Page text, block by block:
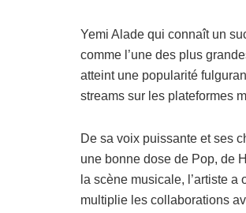
Yemi Alade qui connaît un
comme l’une des plus
atteint une popularité
streams sur les plateformes
De sa voix puissante et ses
une bonne dose de Pop, de
la scène musicale, l’artiste
multiplie les collaborations